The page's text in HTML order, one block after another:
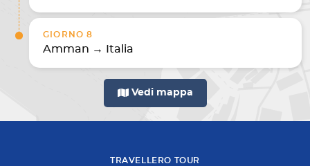
GIORNO 8
Amman → Italia
Vedi mappa
TRAVELLERO TOUR